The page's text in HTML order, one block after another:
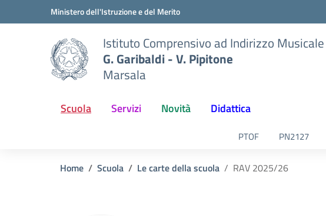
Vai ai contenuti
Vai al menu di navigazioneMinistero dell'Istruzione e del Merito
Istituto Comprensivo ad Indirizzo Musicale
G. Garibaldi - V. Pipitone
Marsala
Scuola Servizi Novità Didattica
PTOF PN2127
Home Scuola Le carte della scuola RAV 2025/26